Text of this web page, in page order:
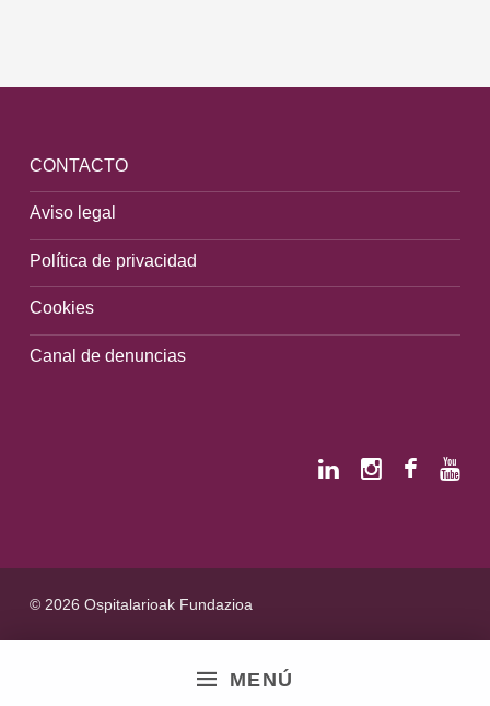
MENÚ
CONTACTO
Aviso legal
Política de privacidad
Cookies
Canal de denuncias
© 2026 Ospitalarioak Fundazioa